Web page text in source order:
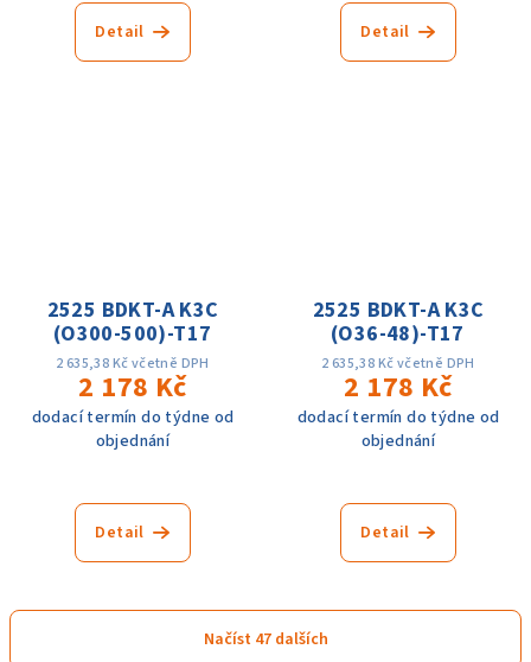
Detail Detail
2525 BDKT-A K3C
(O300-500)-T17
2 635,38 Kč včetně DPH
2 178 Kč
dodací termín do týdne od
objednání
Detail
2525 BDKT-A K3C
(O36-48)-T17
2 635,38 Kč včetně DPH
2 178 Kč
dodací termín do týdne od
objednání
Detail
Načíst 47 dalších